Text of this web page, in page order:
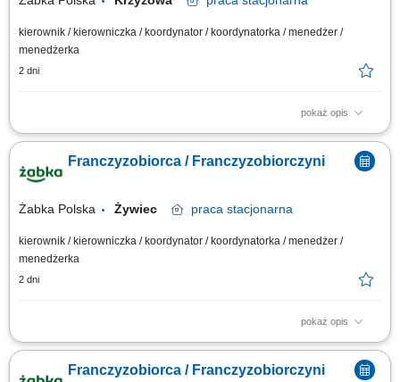
kierownik / kierowniczka / koordynator / koordynatorka / menedżer /
menedżerka
2 dni
pokaż opis
Główne zadania: Prowadzenie własnej działalności gospodarczej w
oparciu o sprawdzony model biznesowy. Dbanie o wysoką jakość obsługi.
Monitorowanie stanów magazynowych i zamówień. Dostosowywanie
asortymentu sklepu do potrzeb lokalnego rynku. Współpraca z centralą w
Franczyzobiorca / Franczyzobiorczyni
Żabka Polska Żywiec praca stacjonarna
kierownik / kierowniczka / koordynator / koordynatorka / menedżer /
menedżerka
2 dni
pokaż opis
Główne zadania: Prowadzenie własnej działalności gospodarczej w
oparciu o sprawdzony model biznesowy. Dbanie o wysoką jakość obsługi.
Monitorowanie stanów magazynowych i zamówień. Dostosowywanie
Franczyzobiorca / Franczyzobiorczyni